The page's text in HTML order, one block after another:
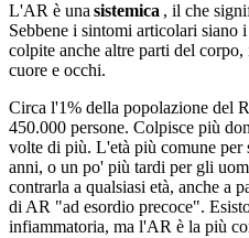
L'AR è una sistemica , il che
Sebbene i sintomi articolari siano
colpite anche altre parti del
cuore e occhi.
Circa l'1% della popolazione del
450.000 persone. Colpisce più
volte di più. L'età più comune
anni, o un po' più tardi per gli
contrarla a qualsiasi età, anche a
di AR "ad esordio precoce".
infiammatoria, ma l'AR è la più